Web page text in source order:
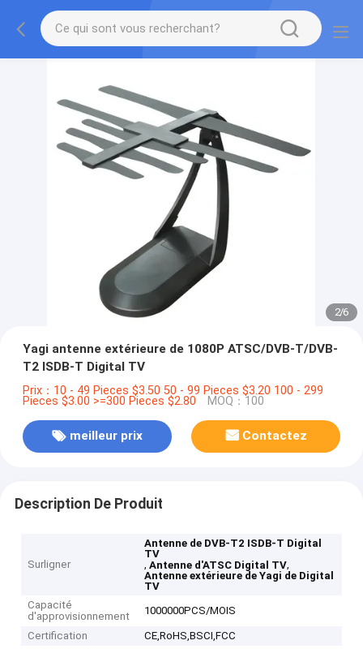
2/6
Yagi antenne extérieure de 1080P ATSC/DVB-T/DVB-
T2 ISDB-T Digital TV
Prix：10 - 49 Pieces $3.50 50 - 99 Pieces $3.20 100 - 299
Pieces $3.00 >=300 Pieces $2.80 MOQ：100
meilleur prix Contactez
Description De Produit
Surligner
Antenne de DVB-T2 ISDB-T Digital
TV
,Antenne d'ATSC Digital TV,
Antenne extérieure de Yagi de Digital
TV
Capacité
d'approvisionnement
1000000PCS/MOIS
Certification
CE,RoHS,BSCI,FCC